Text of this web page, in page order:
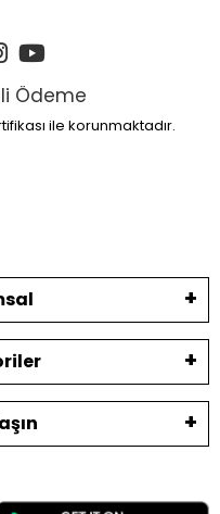
Ödeme
ile korunmaktadır.